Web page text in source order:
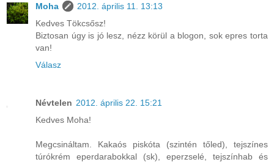
Moha
2012. április 11. 13:13
Kedves Tökcsősz!
Biztosan úgy is jó lesz, nézz körül a blogon, sok epres torta
van!
Válasz
Névtelen 2012. április 22. 15:21
Kedves Moha!
Megcsináltam. Kakaós piskóta (szintén tőled), tejszínes
túrókrém eperdarabokkal (sk), eperzselé, tejszínhab és